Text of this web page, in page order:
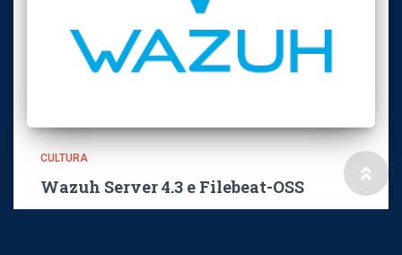
CULTURA
Wazuh Server 4.3 e Filebeat-OSS